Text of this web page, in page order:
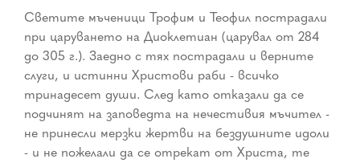
Светите мъченици Трофим и Теофил пострадали
при царуването на Диоклетиан (царувал от 284
до 305 г.). Заедно с тях пострадали и верните
слуги, и истинни Христови раби - всичко
тринадесет души. След като отказали да се
подчинят на заповедта на нечестивия мъчител -
не принесли мерзки жертви на бездушните идоли
- и не пожелали да се отрекат от Христа, те